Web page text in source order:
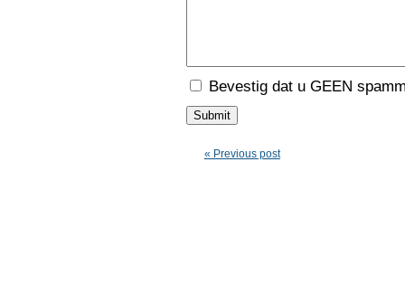
Bevestig dat u GEEN
« Previous post